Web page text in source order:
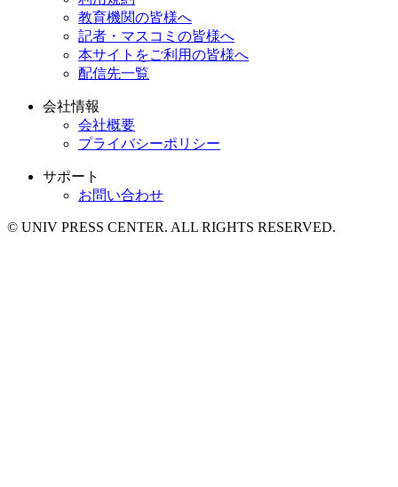
教育機関の皆様へ
記者・マスコミの皆様へ
本サイトをご利用の皆様へ
配信先一覧
会社情報
会社概要
プライバシーポリシー
サポート
お問い合わせ
© UNIV PRESS CENTER. ALL RIGHTS RESERVED.